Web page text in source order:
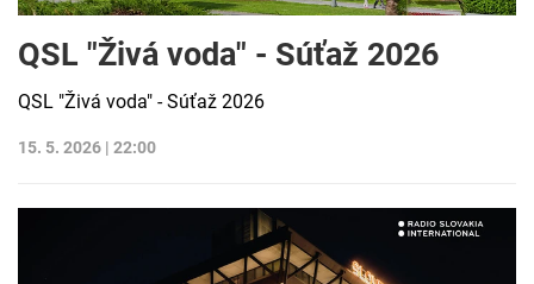
QSL "Živá voda" - Súťaž 2026
QSL "Živá voda" - Súťaž 2026
15. 5. 2026 | 22:00